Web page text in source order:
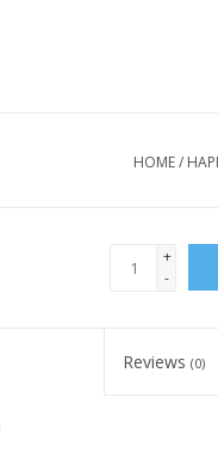
HOME/
+
-
Reviews(0)